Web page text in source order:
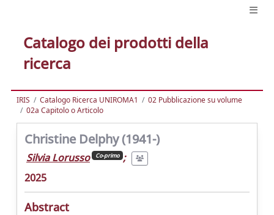
Catalogo dei prodotti della
ricerca
IRIS Catalogo Ricerca UNIROMA1
02 Pubblicazione su volume
02a Capitolo o Articolo
Christine Delphy (1941-)
Silvia Lorusso Co-primo ;
2025
Abstract